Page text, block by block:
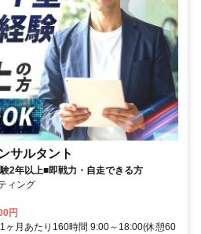
サルタント
2年以上■即戦力・自走できる方
ィング
円
ヶ月あたり160時間 9:00～18:00(休憩60